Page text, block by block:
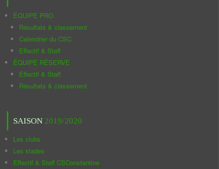
ÉQUIPE PRO
Résultats & classement
Calendrier du CSC
Effectif & Staff
ÉQUIPE RÉSERVE
Effectif & Staff
Résultats & classement
SAISON 2019/2020
Les clubs
Les stades
Effectif & Staff CSConstantine